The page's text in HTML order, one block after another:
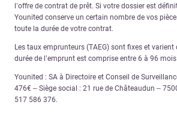
l’offre de contrat de prêt. Si votre dossier est
Younited conserve un certain nombre de vos
toute la durée de votre contrat.
Les taux emprunteurs (TAEG) sont fixes et varient
durée de l’emprunt est comprise entre 6 à 96
Younited : SA à Directoire et Conseil de
476€ – Siège social : 21 rue de Châteaudun –
517 586 376.